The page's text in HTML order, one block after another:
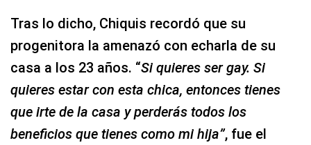
Tras lo dicho, Chiquis recordó que su
progenitora la amenazó con echarla de su
casa a los 23 años. “Si quieres ser gay. Si
quieres estar con esta chica, entonces tienes
que irte de la casa y perderás todos los
beneficios que tienes como mi hija”, fue el